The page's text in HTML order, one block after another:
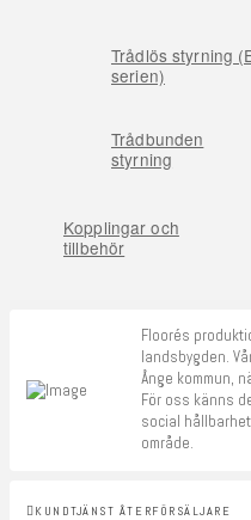
Trådlös styrning
serien)
Trådbunden
styrning
Kopplingar och
tillbehör
Floorés
landsbygden.
Ånge kommun,
För oss känns
social
område.
KUNDTJÄNST ÅTERFÖRSÄLJARE